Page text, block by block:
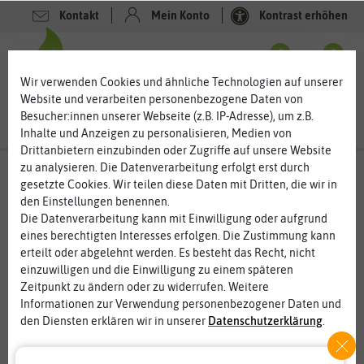
Kontakt Mein Konto Kontrast erhöhen
0 0
-50%
Wir verwenden Cookies und ähnliche Technologien auf unserer
Website und verarbeiten personenbezogene Daten von
Besucher:innen unserer Webseite (z.B. IP-Adresse), um z.B.
Inhalte und Anzeigen zu personalisieren, Medien von
Drittanbietern einzubinden oder Zugriffe auf unsere Website
zu analysieren. Die Datenverarbeitung erfolgt erst durch
gesetzte Cookies. Wir teilen diese Daten mit Dritten, die wir in
den Einstellungen benennen.
Die Datenverarbeitung kann mit Einwilligung oder aufgrund
eines berechtigten Interesses erfolgen. Die Zustimmung kann
erteilt oder abgelehnt werden. Es besteht das Recht, nicht
einzuwilligen und die Einwilligung zu einem späteren
Zeitpunkt zu ändern oder zu widerrufen. Weitere
Informationen zur Verwendung personenbezogener Daten und
den Diensten erklären wir in unserer Daten­schutz­erklärung